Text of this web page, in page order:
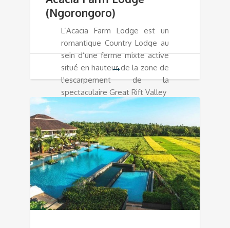
(Ngorongoro)
L’Acacia Farm Lodge est un
romantique Country Lodge au
sein d’une ferme mixte active
situé en hauteur de la zone de
l'escarpement de la
spectaculaire Great Rift Valley